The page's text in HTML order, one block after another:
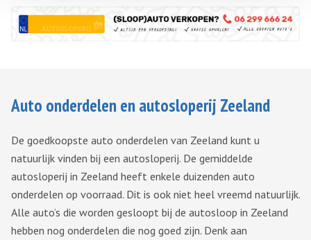
Auto onderdelen en autosloperij Zeeland
De goedkoopste auto onderdelen van Zeeland kunt u
natuurlijk vinden bij een autosloperij. De gemiddelde
autosloperij in Zeeland heeft enkele duizenden auto
onderdelen op voorraad. Dit is ook niet heel vreemd natuurlijk.
Alle auto’s die worden gesloopt bij de autosloop in Zeeland
hebben nog onderdelen die nog goed zijn. Denk aan